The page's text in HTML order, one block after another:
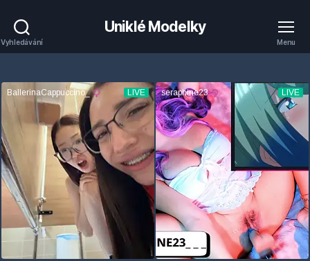
Vyhledávání
Uniklé Modelky
Menu